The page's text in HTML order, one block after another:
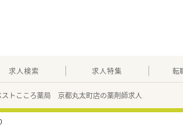
求人検索 求人特集 転
ストこころ薬局 京都丸太町店の薬剤師求人